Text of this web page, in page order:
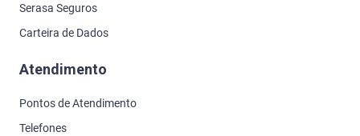
Serasa Seguros
Carteira de Dados
Atendimento
Pontos de Atendimento
Telefones